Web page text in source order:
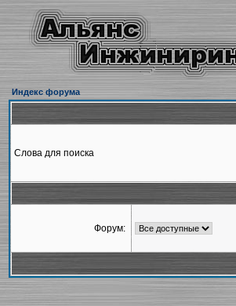
Индекс форума
Слова для поиска
Форум: